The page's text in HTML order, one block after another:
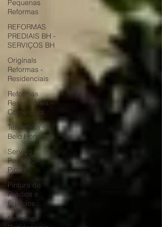
Pequenas
Reformas
REFORMAS
PREDIAIS BH -
SERVIÇOS BH
Originals
Reformas -
Residenciais
Reformas
Residenciais -
Comerciais
Telhadista -
Belo Horizonte
Serviço -
Pedreiro -
Pintor
Pintura de
Prédios e
Edifícios
Reformas